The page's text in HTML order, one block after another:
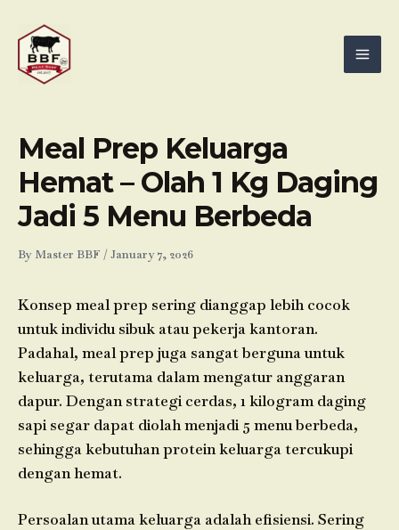
content
Meal Prep Keluarga
Hemat – Olah 1 Kg Daging
Jadi 5 Menu Berbeda
By Master BBF /January 7, 2026
Konsep meal prep sering dianggap lebih cocok
untuk individu sibuk atau pekerja kantoran.
Padahal, meal prep juga sangat berguna untuk
keluarga, terutama dalam mengatur anggaran
dapur. Dengan strategi cerdas, 1 kilogram daging
sapi segar dapat diolah menjadi 5 menu berbeda,
sehingga kebutuhan protein keluarga tercukupi
dengan hemat.
Persoalan utama keluarga adalah efisiensi. Sering